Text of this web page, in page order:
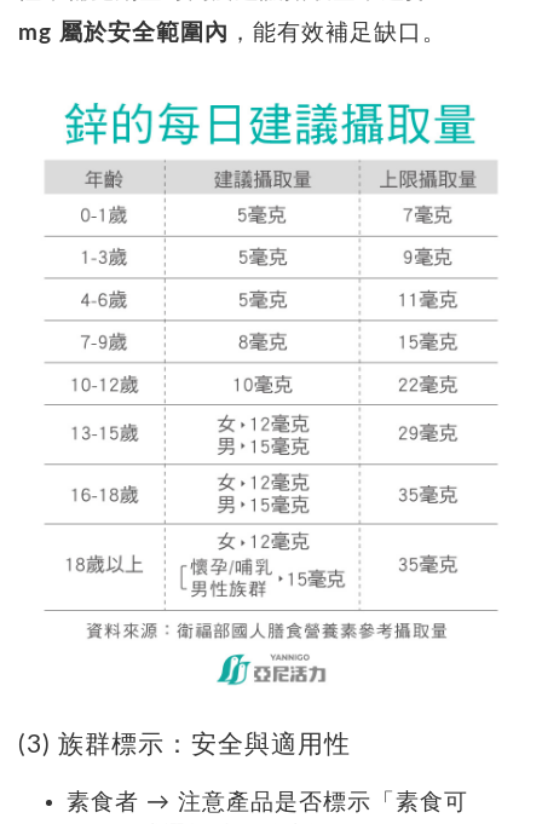
mg 屬於安全範圍內 ，能有效補足缺口。
(3) 族群標示：安全與適用性
素食者 → 注意產品是否標示「素食可